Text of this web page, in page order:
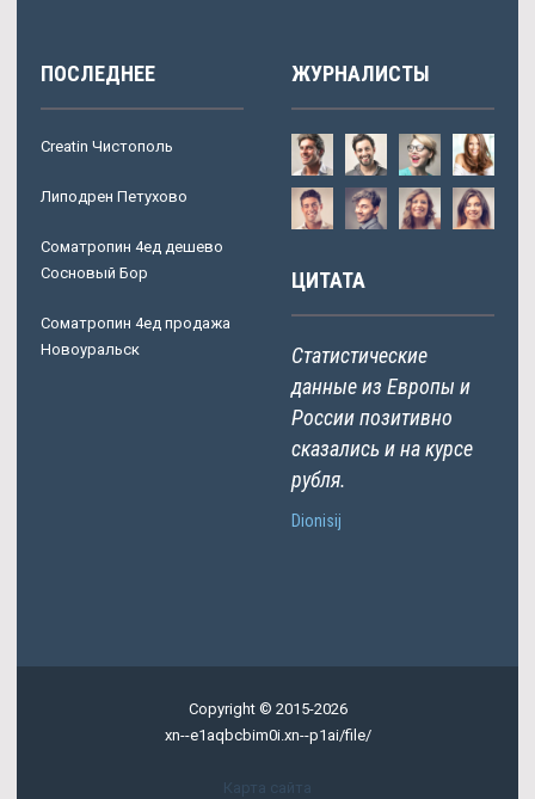
ПОСЛЕДНЕЕ
Creatin Чистополь
Липодрен Петухово
Cоматропин 4ед дешево
Сосновый Бор
Cоматропин 4ед продажа
Новоуральск
ЖУРНАЛИСТЫ
ЦИТАТА
Статистические
данные из Европы и
России позитивно
сказались и на курсе
рубля.
Dionisij
Copyright © 2015-2026
xn--e1aqbcbim0i.xn--p1ai/file/
Карта сайта